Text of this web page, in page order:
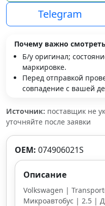
Telegram
Почему важно
Б/у оригинал;
маркировке.
Перед отправкой
совпадение с вашей
Источник: поставщик не
уточняйте после заявки
OEM: 074906021S
Описание
Volkswagen |
Микроавтобус | 2.5 |